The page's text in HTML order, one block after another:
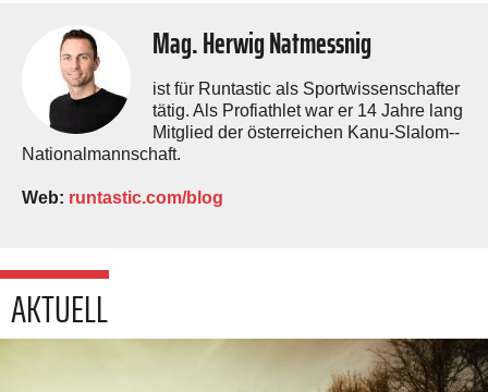
Mag. Herwig Natmessnig
ist für Runtastic als Sportwissenschafter
tätig. Als Profiathlet war er 14 Jahre lang
Mitglied der ­österreichen Kanu-Slalom-­
Nationalmannschaft.
Web: runtastic.com/blog
AKTUELL